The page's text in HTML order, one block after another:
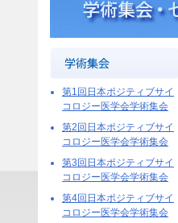
第1回日本ポジティブサイ
コロジー医学会学術集会
第2回日本ポジティブサイ
コロジー医学会学術集会
第3回日本ポジティブサイ
コロジー医学会学術集会
第4回日本ポジティブサイ
コロジー医学会学術集会